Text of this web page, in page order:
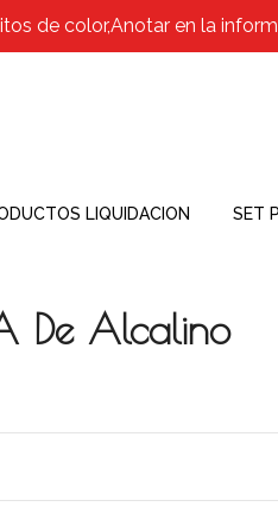
de color,Anotar en la
LIQUIDACION SET
De Alcalino